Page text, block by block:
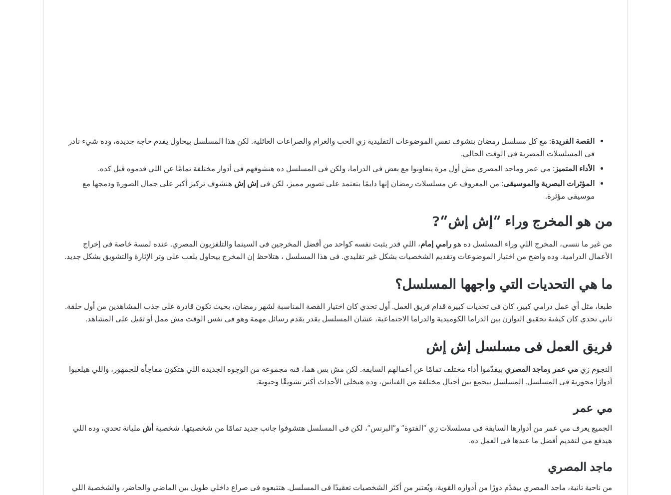
القصة الفريدة: مع كل مسلسل رمضان بنشوف نفس الموضوعات التقليدية زي الحب والغرام والصراعات العائلية. لكن هذا المسلسل بيحاول يقدم حاجة جديدة، وده شيء نادر
فى المسلسلات المصرية فى الوقت الحالي.
الأداء المتميز : مي عمر وماجد المصري مش أول مرة يتعاونوا مع بعض فى الدراما، ولكن فى المسلسل ده هنشوفهم فى أدوار مختلفة تمامًا عن اللي قدموه قبل كده.
المؤثرات البصرية والموسيقى: من المعروف عن مسلسلات رمضان إنها دايمًا بتعتمد على تصوير مميز، لكن فى إش إش هنشوف تركيز أكبر على جمال الصورة ودمجها مع
موسيقى مؤثرة.
من هو المخرج وراء “إش إش”?
من غير ما ننسى، المخرج اللي وراء المسلسل ده هو رامي إمام، اللي قدر يثبت نفسه كواحد من أفضل المخرجين فى السينما والتلفزيون المصري. عنده لمسة خاصة فى إخراج
الأعمال الدرامية. وده واضح من اختيار الموضوعات وتقديم الشخصيات بشكل غير تقليدي. فى هذا المسلسل ، هتلاحظ إن المخرج بيحاول يلعب على وتر الإثارة والتشويق بشكل جديد.
ما هي التحديات التي واجهها المسلسل؟
طبعا، مثل أي عمل درامي كبير، كان فى تحديات كبيرة قدام فريق العمل. أول تحدي كان اختيار القصة المناسبة لشهر رمضان، بحيث تكون قادرة على جذب المشاهدين من أول حلقة.
ثاني تحدي كان كيفىة تحقيق التوازن بين الدراما الكوميدية والدراما الاجتماعية، عشان المسلسل يقدر يقدم رسائل مهمة وهو فى نفس الوقت مش ممل أو ثقيل على المشاهد.
فريق العمل فى مسلسل إش إش
النجوم زي مي عمر وماجد المصري بيقدّموا أداء مختلف تمامًا عن أعمالهم السابقة. لكن مش بس هما، فىه مجموعة من الوجوه الجديدة اللي هتكون مفاجأة للجمهور، واللي هيلعبوا
أدوارًا محورية فى المسلسل. المسلسل بيجمع بين أجيال مختلفة من الفنانين، وده هيخلي الأحداث أكثر تشويقًا وحيوية.
مي عمر
الجميع يعرف مي عمر من أدوارها السابقة فى مسلسلات زي “الفتوة” و”البرنس”، لكن فى المسلسل هتشوفوا جانب جديد تمامًا من شخصيتها. شخصية أش مليانة تحدي، وده اللي
هيدفع مي لتقديم أفضل ما عندها فى العمل ده.
ماجد المصري
من ناحية تانية، ماجد المصري بيقدّم دورًا من أدواره القوية، ويُعتبر من أكثر الشخصيات تعقيدًا فى المسلسل. هتتبعوه فى صراع داخلي طويل بين الماضي والحاضر، والشخصية اللي